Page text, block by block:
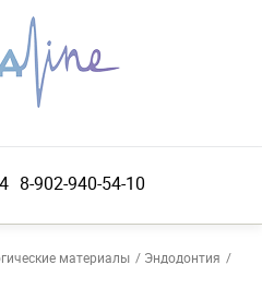
8-902-940-54-10
материалы
Эндодонтия